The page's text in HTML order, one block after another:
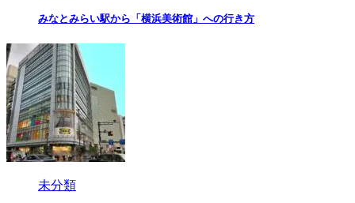
みなとみらい駅から「横浜美術館」への行き方
未分類